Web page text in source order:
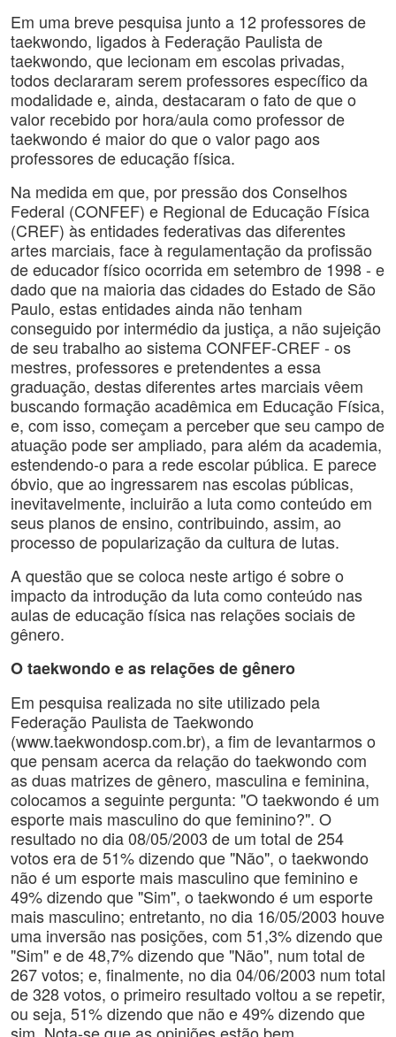
Em uma breve pesquisa junto a 12 professores de
taekwondo, ligados à Federação Paulista de
taekwondo, que lecionam em escolas privadas,
todos declararam serem professores específico da
modalidade e, ainda, destacaram o fato de que o
valor recebido por hora/aula como professor de
taekwondo é maior do que o valor pago aos
professores de educação física.
Na medida em que, por pressão dos Conselhos
Federal (CONFEF) e Regional de Educação Física
(CREF) às entidades federativas das diferentes
artes marciais, face à regulamentação da profissão
de educador físico ocorrida em setembro de 1998 - e
dado que na maioria das cidades do Estado de São
Paulo, estas entidades ainda não tenham
conseguido por intermédio da justiça, a não sujeição
de seu trabalho ao sistema CONFEF-CREF - os
mestres, professores e pretendentes a essa
graduação, destas diferentes artes marciais vêem
buscando formação acadêmica em Educação Física,
e, com isso, começam a perceber que seu campo de
atuação pode ser ampliado, para além da academia,
estendendo-o para a rede escolar pública. E parece
óbvio, que ao ingressarem nas escolas públicas,
inevitavelmente, incluirão a luta como conteúdo em
seus planos de ensino, contribuindo, assim, ao
processo de popularização da cultura de lutas.
A questão que se coloca neste artigo é sobre o
impacto da introdução da luta como conteúdo nas
aulas de educação física nas relações sociais de
gênero.
O taekwondo e as relações de gênero
Em pesquisa realizada no site utilizado pela
Federação Paulista de Taekwondo
(www.taekwondosp.com.br), a fim de levantarmos o
que pensam acerca da relação do taekwondo com
as duas matrizes de gênero, masculina e feminina,
colocamos a seguinte pergunta: "O taekwondo é um
esporte mais masculino do que feminino?". O
resultado no dia 08/05/2003 de um total de 254
votos era de 51% dizendo que "Não", o taekwondo
não é um esporte mais masculino que feminino e
49% dizendo que "Sim", o taekwondo é um esporte
mais masculino; entretanto, no dia 16/05/2003 houve
uma inversão nas posições, com 51,3% dizendo que
"Sim" e de 48,7% dizendo que "Não", num total de
267 votos; e, finalmente, no dia 04/06/2003 num total
de 328 votos, o primeiro resultado voltou a se repetir,
ou seja, 51% dizendo que não e 49% dizendo que